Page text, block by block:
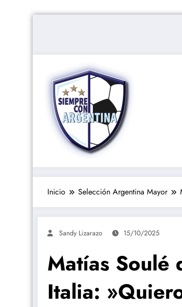
Inicio Selección Argentina Mayor
Sandy Lizarazo 15/10/2025
Matías Soulé
Italia: